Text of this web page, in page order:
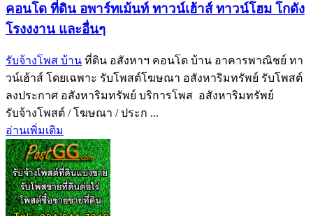
คอนโด ที่ดิน อพาร์ทเม้นท์ ทาวน์เฮ้าส์ ทาวน์โฮม โกดัง
โรงงงาน และอื่นๆ
รับจ้างโพส บ้าน ที่ดิน อสังหาฯ คอนโด บ้าน อาคารพาณิชย์ ทา
วน์เฮ้าส์ โดยเฉพาะ รับโพสต์โฆษณา อสังหาริมทรัพย์ รับโพสต์
ลงประกาศ อสังหาริมทรัพย์ บริการโพส อสังหาริมทรัพย์
รับจ้างโพสต์ / โฆษณา / ประก ...
อ่านเพิ่มเติม